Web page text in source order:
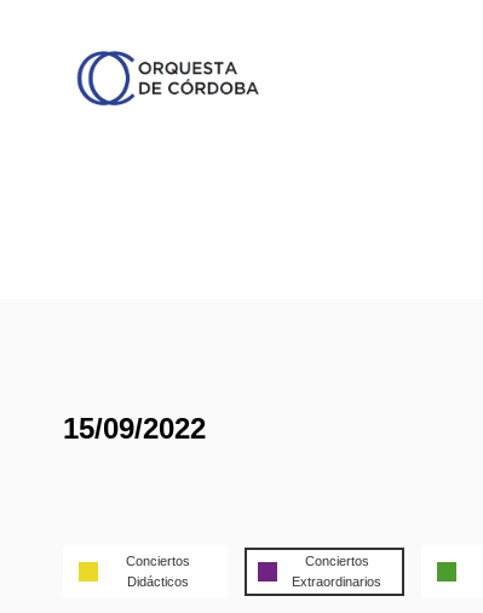
15/09/2022
Conciertos
Didácticos
Conciertos
Extraordinarios